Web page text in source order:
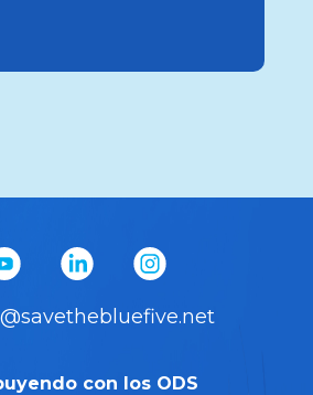
con los ODS